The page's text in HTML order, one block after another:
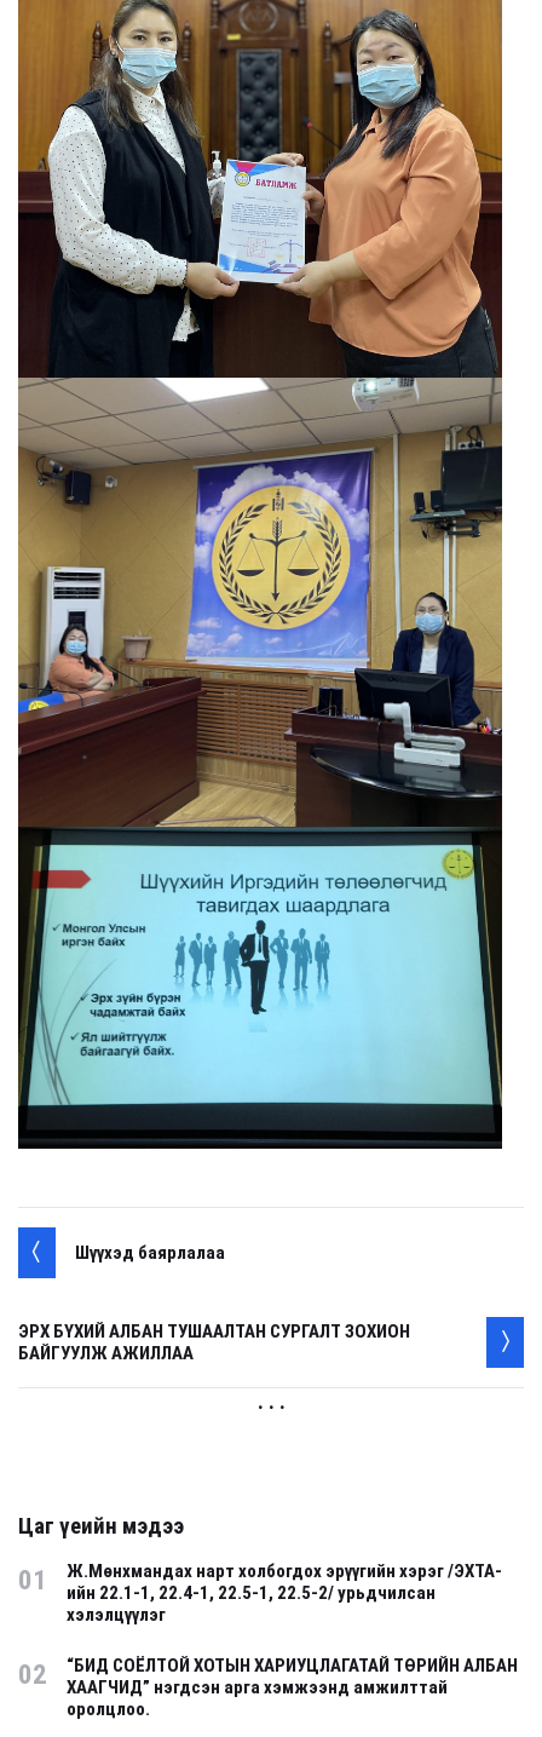
Шүүхэд баярлалаа
ЭРХ БҮХИЙ АЛБАН ТУШААЛТАН СУРГАЛТ ЗОХИОН
БАЙГУУЛЖ АЖИЛЛАА
. . .
Цаг үеийн мэдээ
01
Ж.Мөнхмандах нарт холбогдох эрүүгийн хэрэг /ЭХТА-
ийн 22.1-1, 22.4-1, 22.5-1, 22.5-2/ урьдчилсан
хэлэлцүүлэг
02
“БИД СОЁЛТОЙ ХОТЫН ХАРИУЦЛАГАТАЙ ТӨРИЙН АЛБАН
ХААГЧИД” нэгдсэн арга хэмжээнд амжилттай
оролцлоо.